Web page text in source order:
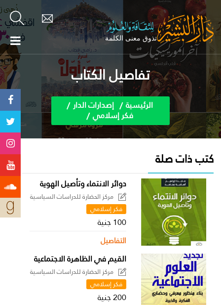
تفاصيل الكتاب
الرئيسية إصدارات الدار
فكر إسلامي
كتب ذات صلة
دوائر الانتماء وتأصيل الهوية
مركز الحضارة للدراسات السياسية
فكر إسلامي
100 جنية
التفاصيل
القيم في الظاهرة الاجتماعية
مركز الحضارة للدراسات السياسية
فكر إسلامي
200 جنية